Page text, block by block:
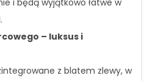
i będą wyjątkowo łatwe w
– luksus i
z blatem zlewy, w